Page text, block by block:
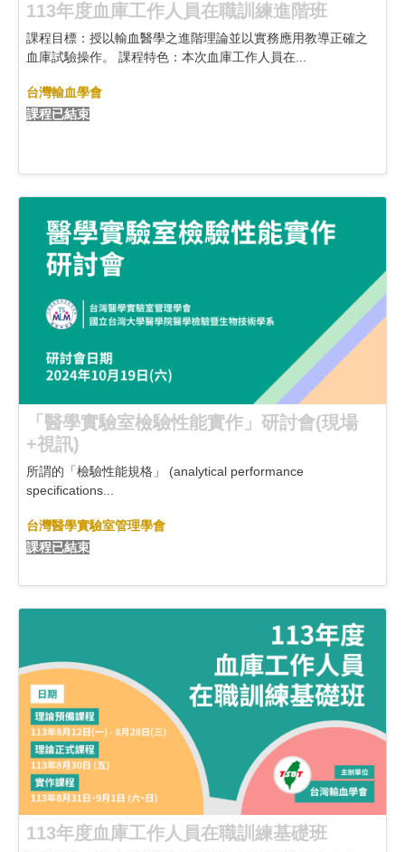
113年度血庫工作人員在職訓練進階班
課程目標：授以輸血醫學之進階理論並以實務應用教導正確之
血庫試驗操作。 課程特色：本次血庫工作人員在...
台灣輸血學會
課程已結束
「醫學實驗室檢驗性能實作」研討會(現場
+視訊)
所謂的「檢驗性能規格」 (analytical performance
specifications...
台灣醫學實驗室管理學會
課程已結束
113年度血庫工作人員在職訓練基礎班